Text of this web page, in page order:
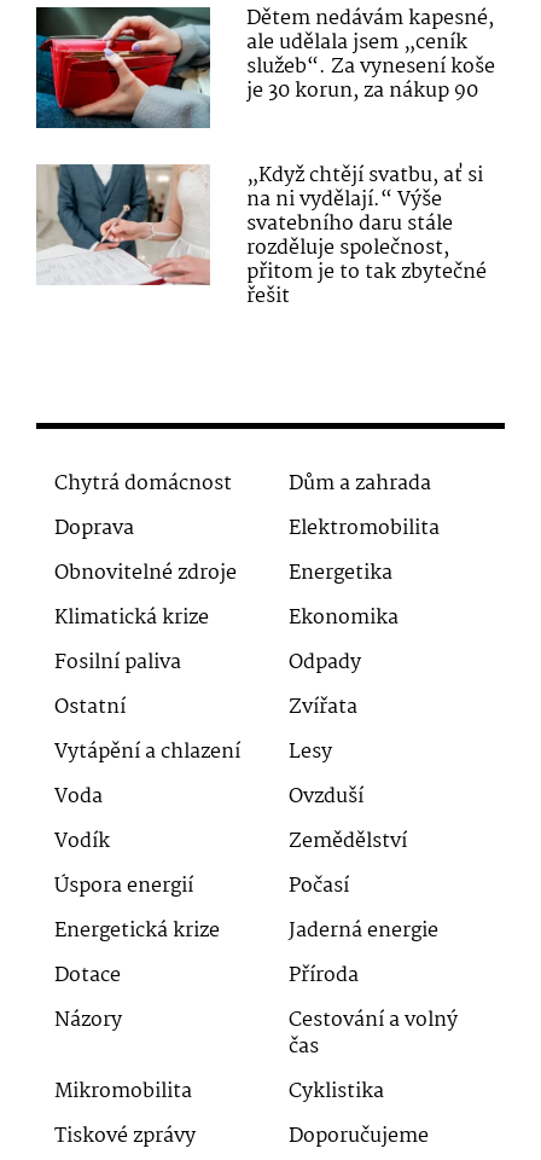
Dětem nedávám kapesné,
ale udělala jsem „ceník
služeb“. Za vynesení koše
je 30 korun, za nákup 90
„Když chtějí svatbu, ať si
na ni vydělají.“ Výše
svatebního daru stále
rozděluje společnost,
přitom je to tak zbytečné
řešit
Chytrá domácnost
Dům a zahrada
Doprava
Elektromobilita
Obnovitelné zdroje
Energetika
Klimatická krize
Ekonomika
Fosilní paliva
Odpady
Ostatní
Zvířata
Vytápění a chlazení
Lesy
Voda
Ovzduší
Vodík
Zemědělství
Úspora energií
Počasí
Energetická krize
Jaderná energie
Dotace
Příroda
Názory
Cestování a volný
čas
Mikromobilita
Cyklistika
Tiskové zprávy
Doporučujeme